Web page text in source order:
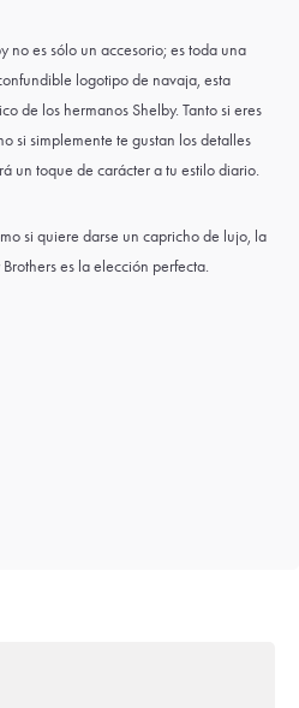
no es sólo un accesorio; es toda una
logotipo de navaja, esta
de los hermanos Shelby. Tanto si eres
si simplemente te gustan los detalles
un toque de carácter a tu estilo diario.
si quiere darse un capricho de lujo, la
es la elección perfecta.